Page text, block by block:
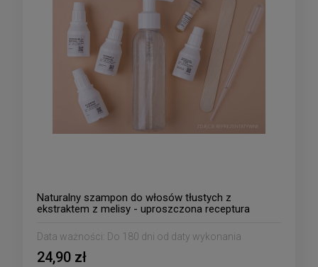
Naturalny szampon do włosów tłustych z
ekstraktem z melisy - uproszczona receptura
Data ważności: Do 180 dni od daty wykonania
24,90 zł